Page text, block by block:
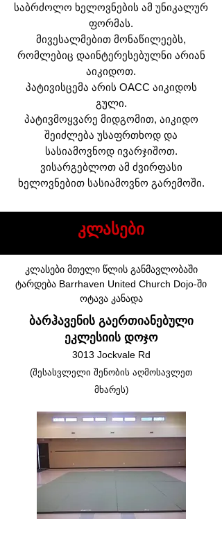
საბრძოლო ხელოვნების ამ უნიკალურ
ფორმას.
მივესალმებით მონაწილეებს,
რომლებიც დაინტერესებულნი არიან
აიკიდოთ.
პატივისცემა არის OACC აიკიდოს
გული.
პატივმოყვარე მიდგომით, აიკიდო
შეიძლება უსაფრთხოდ და
სასიამოვნოდ ივარჯიშოთ.
ვისარგებლოთ ამ ძვირფასი
ხელოვნებით სასიამოვნო გარემოში.
კლასები
კლასები მთელი წლის განმავლობაში
ტარდება Barrhaven United Church Dojo-ში
ოტავა კანადა
ბარჰავენის გაერთიანებული
ეკლესიის დოჯო
3013 Jockvale Rd
(შესასვლელი შენობის აღმოსავლეთ
მხარეს)